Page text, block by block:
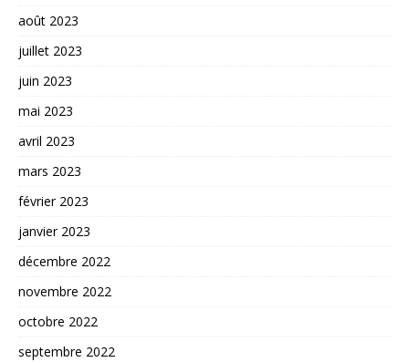
août 2023
juillet 2023
juin 2023
mai 2023
avril 2023
mars 2023
février 2023
janvier 2023
décembre 2022
novembre 2022
octobre 2022
septembre 2022